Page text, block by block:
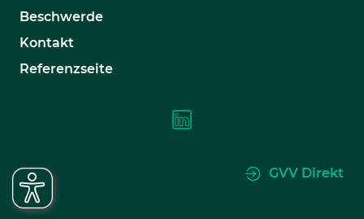
Beschwerde
Kontakt
Referenzseite
GVV Direkt